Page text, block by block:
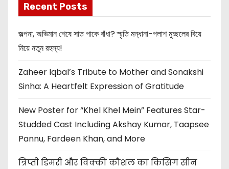
Recent Posts
জল্পনা, অভিমান শেষে সাত পাকে বাঁধা? স্মৃতি মন্ধানা-পলাশ মুচ্ছলের বিয়ে
নিয়ে নতুন রহস্য!
Zaheer Iqbal’s Tribute to Mother and Sonakshi
Sinha: A Heartfelt Expression of Gratitude
New Poster for “Khel Khel Mein” Features Star-
Studded Cast Including Akshay Kumar, Taapsee
Pannu, Fardeen Khan, and More
त्रिप्ती डिमरी और विक्की कौशल का किसिंग सीन